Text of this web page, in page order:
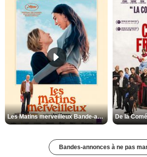
Les Matins merveilleux Bande-annonce VF
Bandes-annonces à ne pas